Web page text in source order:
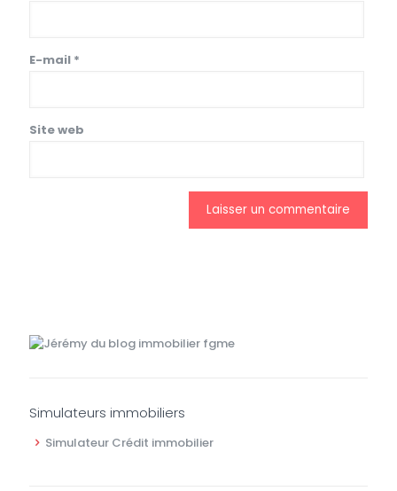
E-mail *
Site web
Simulateurs immobiliers
Simulateur Crédit immobilier